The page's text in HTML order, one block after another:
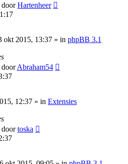
doorHartenheer
okt 2015, 13:37 » in phpBB 3.1
doorAbraham54
12:37 » in Extensies
doortoska